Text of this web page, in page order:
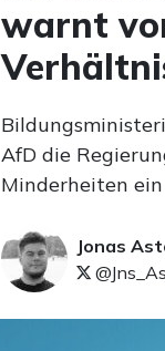
warnt
AfD die
Minderheiten
Jonas